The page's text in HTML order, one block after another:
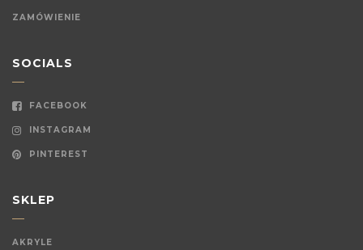
ZAMÓWIENIE
SOCIALS
FACEBOOK
INSTAGRAM
PINTEREST
SKLEP
AKRYLE